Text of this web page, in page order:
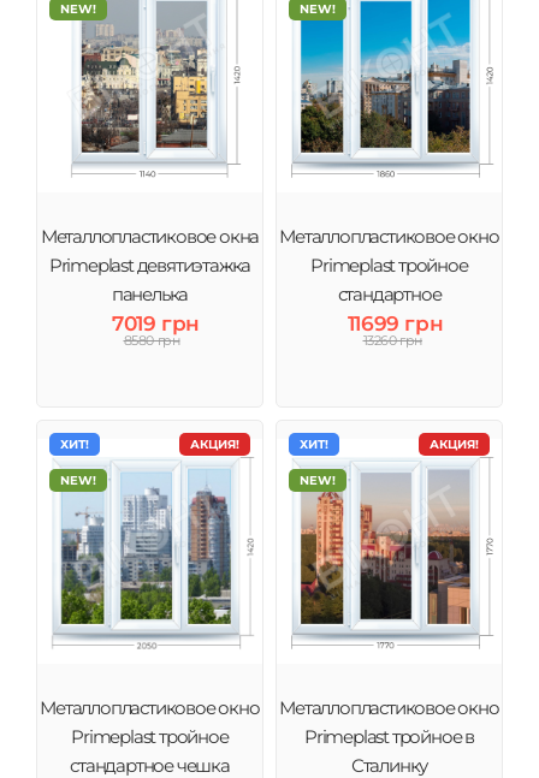
NEW!
Металлопластиковое окна
Primeplast девятиэтажка
панелька
7019 грн
8580 грн
NEW!
Металлопластиковое окно
Primeplast тройное
стандартное
11699 грн
13260 грн
АКЦИЯ!
ХИТ!
NEW!
Металлопластиковое окно
Primeplast тройное
стандартное чешка
АКЦИЯ!
ХИТ!
NEW!
Металлопластиковое окно
Primeplast тройное в
Сталинку